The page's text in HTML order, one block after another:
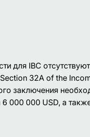
для IBC
32A of the
заключения
000 000 USD, а